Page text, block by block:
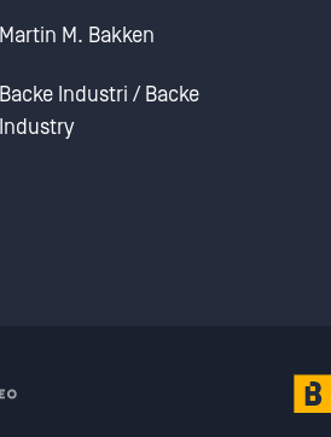
Martin M. Bakken
Backe Industri / Backe
Industry